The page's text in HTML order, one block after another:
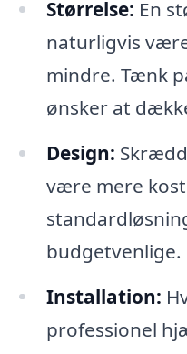
Størrelse: En
naturligvis
mindre. Tænk
ønsker at
Design:
være mere
budgetvenlige.
Installation:
professionel